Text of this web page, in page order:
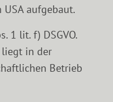
aufgebaut.
1 lit. f) DSGVO.
liegt in der
Betrieb